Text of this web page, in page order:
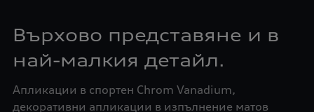
Върхово представяне и в
най-малкия детайл.
Апликации в спортен Chrom Vanadium,
декоративни апликации в изпълнение матов